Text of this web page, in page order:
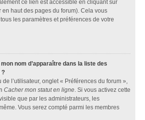
ce lien est accessible en cliquant sur
en haut des pages du forum). Cela vous
les paramètres et préférences de votre
nom d’apparaître dans la liste des
?
l’utilisateur, onglet « Préférences du forum »,
Cacher mon statut en ligne. Si vous activez cette
que par les administrateurs, les
Vous serez compté parmi les membres